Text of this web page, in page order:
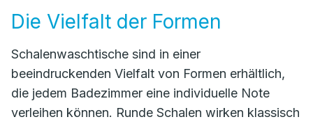
Die Vielfalt der Formen
Schalenwaschtische sind in einer
beeindruckenden Vielfalt von Formen erhältlich,
die jedem Badezimmer eine individuelle Note
verleihen können. Runde Schalen wirken klassisch